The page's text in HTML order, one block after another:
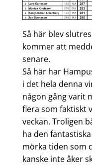
Så här blev
kommer att
senare.
Så här har
i det hela denna
någon gång varit
flera som faktiskt
veckan. Troligen
ha den
mörka tiden som
kanske inte åker